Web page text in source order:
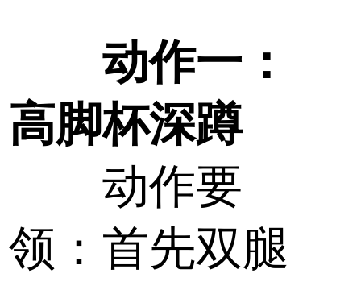
动作一：
高脚杯深蹲
动作要
领：首先双腿